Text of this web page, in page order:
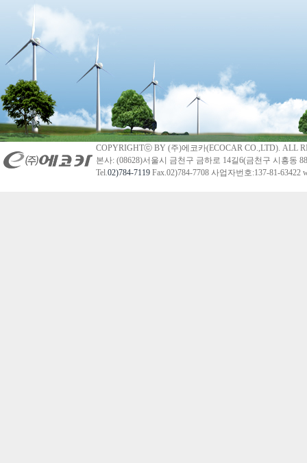
COPYRIGHTⓒ BY (주)에코카(ECOCAR CO.,LTD). ALL
본사: (08628)서울시 금천구 금하로 14길6(금천구 시흥동
Tel.02)784-7119 Fax.02)784-7708 사업자번호:137-81-63422